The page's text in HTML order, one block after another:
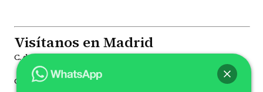
Visítanos en Madrid
C. de la Princesa, 81, Moncloa - Aravaca, 28008
C. de Joaquín María López, 41, Chamberí, 28015